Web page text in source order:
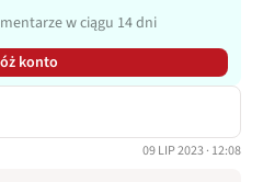
w ciągu 14 dni
konto
09 LIP 2023 · 12:08